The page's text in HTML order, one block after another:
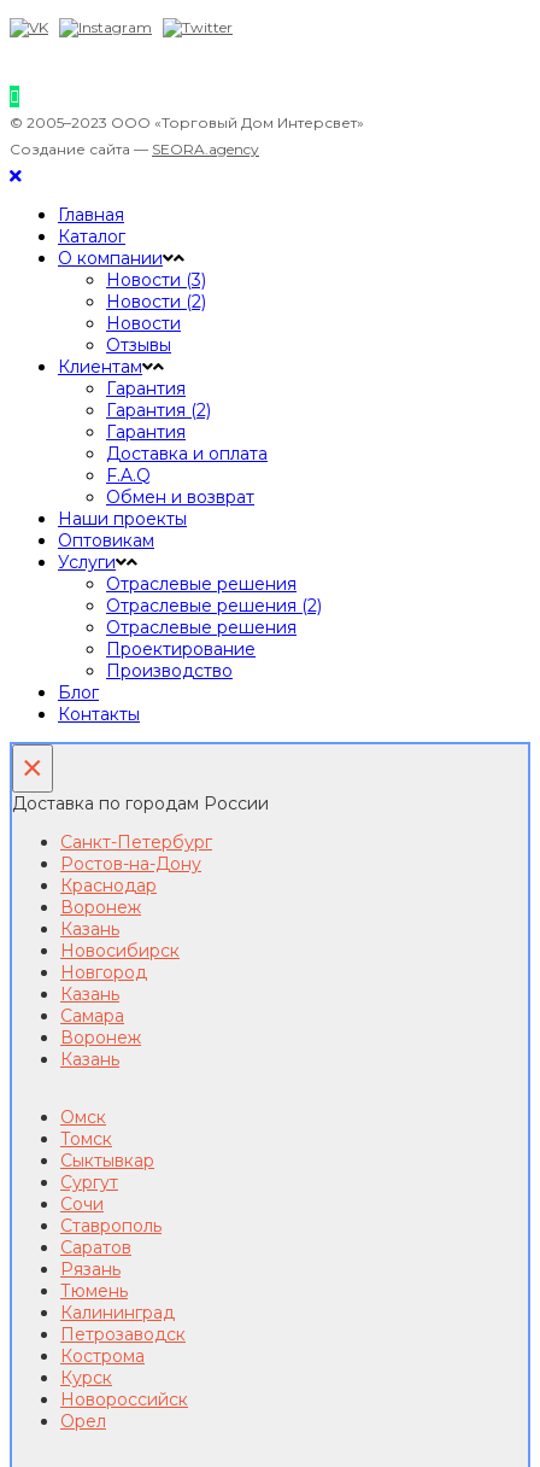
© 2005–2023 ООО «Торговый Дом Интерсвет»
Создание сайта — SEORA.agency
Главная
Каталог
О компании
Новости (3)
Новости (2)
Новости
Отзывы
Клиентам
Гарантия
Гарантия (2)
Гарантия
Доставка и оплата
F.A.Q
Обмен и возврат
Наши проекты
Оптовикам
Услуги
Отраслевые решения
Отраслевые решения (2)
Отраслевые решения
Проектирование
Производство
Блог
Контакты
×
Доставка по городам России
Санкт-Петербург
Ростов-на-Дону
Краснодар
Воронеж
Казань
Новосибирск
Новгород
Казань
Самара
Воронеж
Казань
Омск
Томск
Сыктывкар
Сургут
Сочи
Ставрополь
Саратов
Рязань
Тюмень
Калининград
Петрозаводск
Кострома
Курск
Новороссийск
Орел